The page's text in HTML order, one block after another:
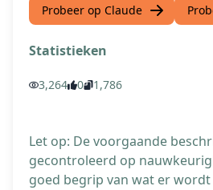
Probeer op Claude
Statistieken
3,264 0 1,786
Let op: De voorgaande
gecontroleerd op
goed begrip van wat er